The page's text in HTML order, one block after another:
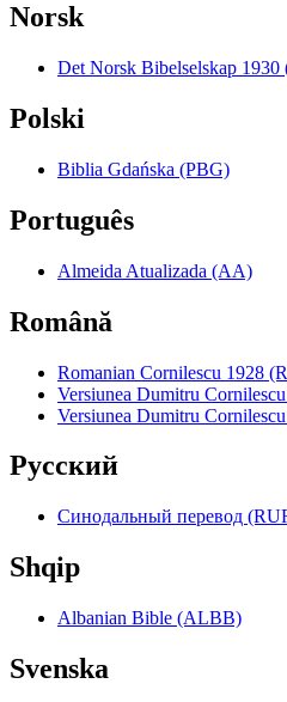
Norsk
Det Norsk Bibelselskap
Polski
Biblia Gdańska (PBG)
Português
Almeida Atualizada (AA)
Română
Romanian Cornilescu 1928
Versiunea Dumitru
Versiunea Dumitru
Pyccкий
Синодальный перевод
Shqip
Albanian Bible (ALBB)
Svenska